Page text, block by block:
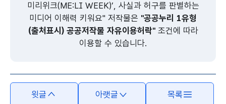
미리위크(ME:LI WEEK)’, 사실과 허구를 판별하는
미디어 이해력 키워요" 저작물은 "공공누리 1유형
(출처표시) 공공저작물 자유이용허락"조건에 따라
이용할 수 있습니다.
윗글 아랫글 목록